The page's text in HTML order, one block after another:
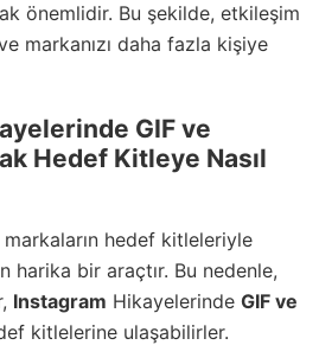
önemlidir. Bu şekilde, etkileşim
markanızı daha fazla kişiye
GIF ve
Hedef Kitleye Nasıl
hedef kitleleriyle
harika bir araçtır. Bu nedenle,
Instagram Hikayelerinde GIF ve
kitlelerine ulaşabilirler.